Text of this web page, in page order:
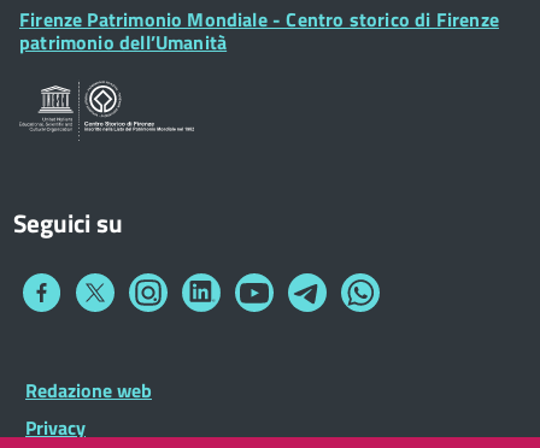
Posta Elettronica Certificata
Footer
Widget
Firenze Patrimonio Mondiale - Centro storico di Firenze
patrimonio dell’Umanità
Seguici su
Collegamento
Collegamento
a
Collegamento
a
Collegamento
a
Collegamento
a
Collegamento
a
Collegamento
a
Widget
Footer
menu
Redazione web
Privacy